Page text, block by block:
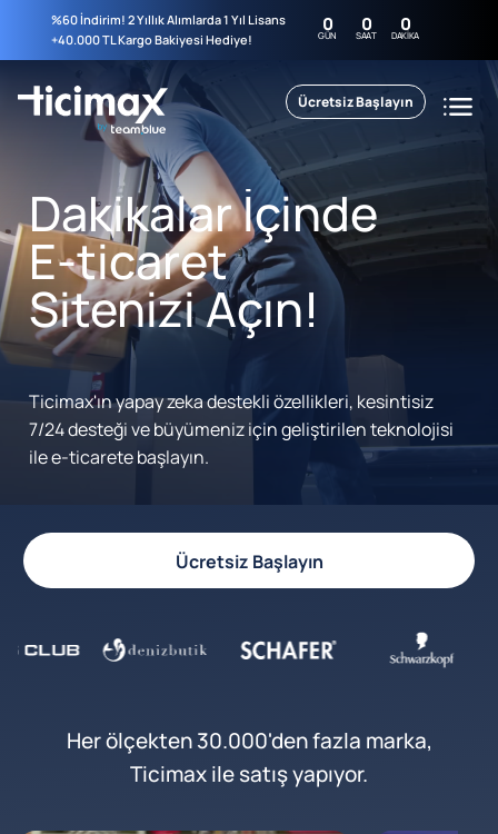
%60 İndirim! 2 Yıllık Alımlarda 1 Yıl Lisans
+40.000 TL Kargo Bakiyesi Hediye!
0
GÜN 0
SAAT 0
DAKIKA
Ücretsiz Başlayın
Dakikalar İçinde
E-ticaret
Sitenizi Açın!
Ticimax'ın yapay zeka destekli özellikleri, kesintisiz
7/24 desteği ve büyümeniz için geliştirilen teknolojisi
ile e-ticarete başlayın.
Ücretsiz Başlayın
Her ölçekten 30.000'den fazla marka,
Ticimax ile satış yapıyor.